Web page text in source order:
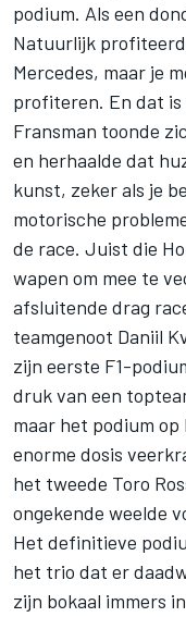
podium. Als een
Natuurlijk
Mercedes, maar je
profiteren. En dat
Fransman toonde
en herhaalde dat
kunst, zeker als je
motorische
de race. Juist die
wapen om mee te
afsluitende drag
teamgenoot Daniil
zijn eerste F1-
druk van een
maar het podium
enorme dosis
het tweede Toro
ongekende weelde
Het definitieve
het trio dat er
zijn bokaal immers